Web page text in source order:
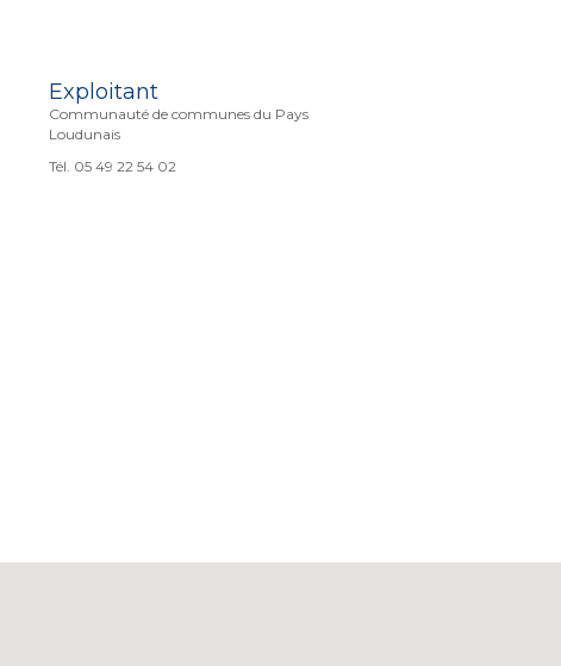
Exploitant
Communauté de communes du Pays
Loudunais
Tél. 05 49 22 54 02